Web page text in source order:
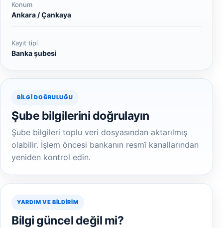
Konum
Ankara / Çankaya
Kayıt tipi
Banka şubesi
BILGI DOĞRULUĞU
Şube bilgilerini doğrulayın
Şube bilgileri toplu veri dosyasından aktarılmış
olabilir. İşlem öncesi bankanın resmî kanallarından
yeniden kontrol edin.
YARDIM VE BILDIRIM
Bilgi güncel değil mi?